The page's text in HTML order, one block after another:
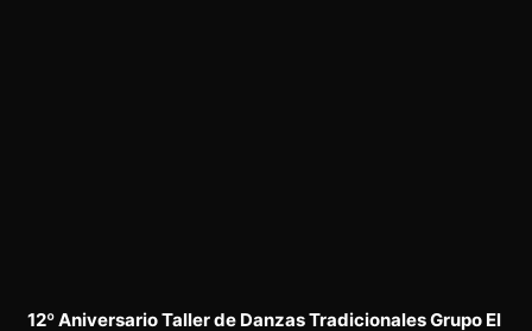
12º Aniversario Taller de Danzas Tradicionales Grupo El